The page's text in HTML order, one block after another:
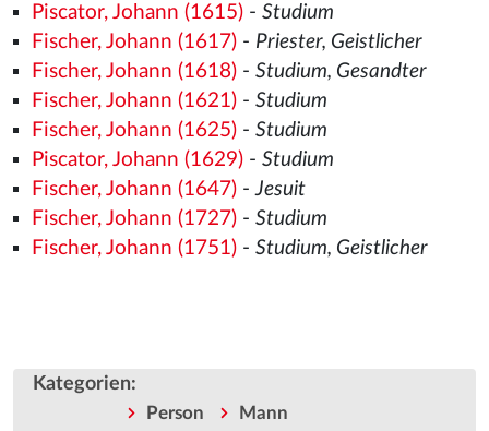
Piscator, Johann (1615)- Studium
Fischer, Johann (1617)- Priester, Geistlicher
Fischer, Johann (1618)- Studium, Gesandter
Fischer, Johann (1621)- Studium
Fischer, Johann (1625)- Studium
Piscator, Johann (1629)- Studium
Fischer, Johann (1647)-Jesuit
Fischer, Johann (1727)- Studium
Fischer, Johann (1751)- Studium, Geistlicher
Kategorien:
Person
Mann